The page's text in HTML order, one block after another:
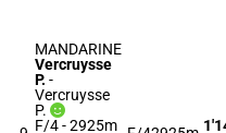
MANDARINE
Vercruysse
P. -
Vercruysse
P.
F/4 - 2925m